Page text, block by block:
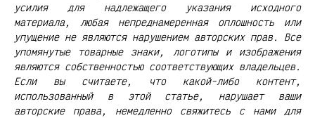
усилия для надлежащего указания исходного
материала, любая непреднамеренная оплошность или
упущение не являются нарушением авторских прав. Все
упомянутые товарные знаки, логотипы и изображения
являются собственностью соответствующих владельцев.
Если вы считаете, что какой-либо контент,
использованный в этой статье, нарушает ваши
авторские права, немедленно свяжитесь с нами для